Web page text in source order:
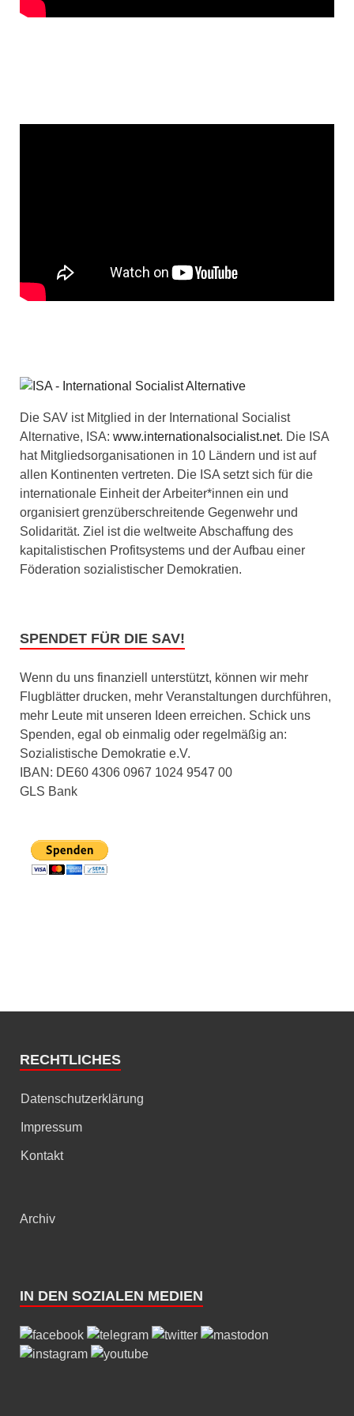
Die SAV ist Mitglied in der International Socialist
Alternative, ISA: www.internationalsocialist.net. Die ISA
hat Mitgliedsorganisationen in 10 Ländern und ist auf
allen Kontinenten vertreten. Die ISA setzt sich für die
internationale Einheit der Arbeiter*innen ein und
organisiert grenzüberschreitende Gegenwehr und
Solidarität. Ziel ist die weltweite Abschaffung des
kapitalistischen Profitsystems und der Aufbau einer
Föderation sozialistischer Demokratien.
SPENDET FÜR DIE SAV!
Wenn du uns finanziell unterstützt, können wir mehr
Flugblätter drucken, mehr Veranstaltungen durchführen,
mehr Leute mit unseren Ideen erreichen. Schick uns
Spenden, egal ob einmalig oder regelmäßig an:
Sozialistische Demokratie e.V.
IBAN: DE60 4306 0967 1024 9547 00
GLS Bank
RECHTLICHES
Datenschutzerklärung
Impressum
Kontakt
Archiv
IN DEN SOZIALEN MEDIEN